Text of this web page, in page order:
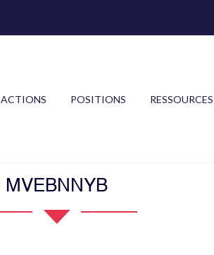
ACTIONS POSITIONS RESSOURCES
MVEBNNYB